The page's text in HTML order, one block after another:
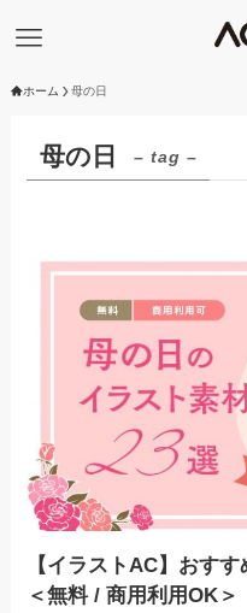
ホーム 母の日
母の日 – tag –
【イラストAC】おす
＜無料 / 商用利用OK＞